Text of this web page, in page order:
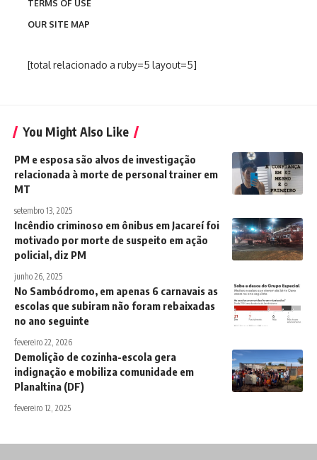
TERMS OF USE
OUR SITE MAP
[total relacionado a ruby=5 layout=5]
You Might Also Like
PM e esposa são alvos de investigação
relacionada à morte de personal trainer em
MT
setembro 13, 2025
Incêndio criminoso em ônibus em Jacareí foi
motivado por morte de suspeito em ação
policial, diz PM
junho 26, 2025
No Sambódromo, em apenas 6 carnavais as
escolas que subiram não foram rebaixadas
no ano seguinte
fevereiro 22, 2026
Demolição de cozinha-escola gera
indignação e mobiliza comunidade em
Planaltina (DF)
fevereiro 12, 2025